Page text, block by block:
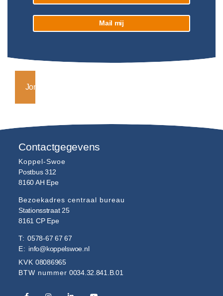
Mail mij
Jongerenwerk
Contactgegevens
Koppel-Swoe
Postbus 312
8160 AH Epe
Bezoekadres centraal bureau
Stationsstraat 25
8161 CP Epe
T:0578-67 67 67
E: info@koppelswoe.nl
KVK 08086965
BTW nummer 0034.32.841.B.01